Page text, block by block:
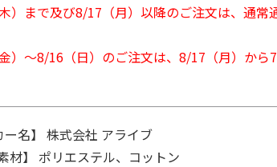
）まで及び8/17（月）以降のご注文は、通常
）～8/16（日）のご注文は、8/17（月）から
ー名】 株式会社 アライブ
材】 ポリエステル、コットン